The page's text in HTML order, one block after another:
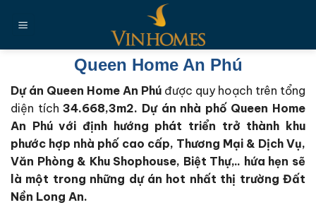
đến
Queen Home An Phú
Dự án Queen Home An Phú được quy hoạch trên tổng
diện tích 34.668,3m2. Dự án nhà phố Queen Home
An Phú với định hướng phát triển trở thành khu
phước hợp nhà phố cao cấp, Thương Mại & Dịch Vụ,
Văn Phòng & Khu Shophouse, Biệt Thự,.. hứa hẹn sẽ
là một trong những dự án hot nhất thị trường Đất
Nền Long An.